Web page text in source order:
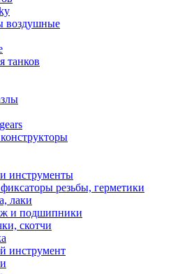
воздушные
танков
инструменты
резьбы, герметики
лаки
и подшипники
скотчи
инструмент